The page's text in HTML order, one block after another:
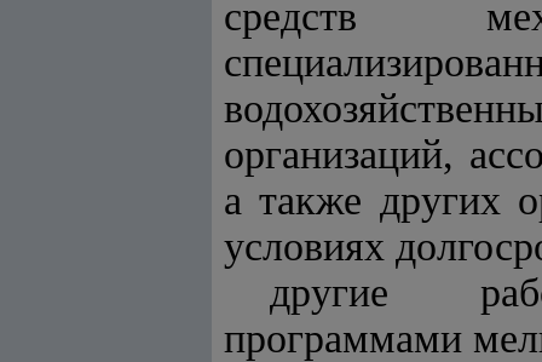
средств
организаций,
а также других
условиях
другие
программами